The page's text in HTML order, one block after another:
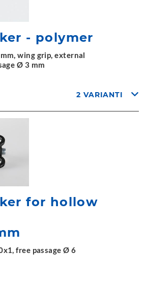
- polymer
wing grip, external
Ø 3 mm
2 VARIANTI
for hollow
free passage Ø 6